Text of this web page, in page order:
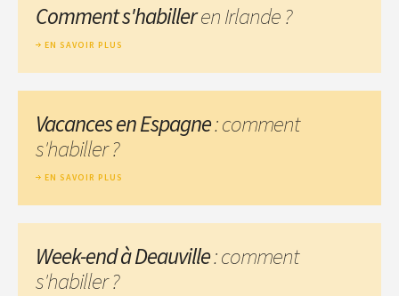
Comment s'habilleren Irlande ?
EN SAVOIR PLUS
Vacances en Espagne: comment
s'habiller ?
EN SAVOIR PLUS
Week-end à Deauville: comment
s'habiller ?